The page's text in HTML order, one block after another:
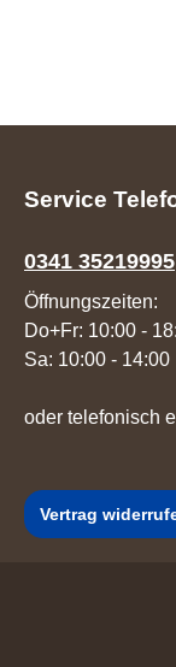
Service
0341 35219995
Öffnungszeiten:
Do+Fr: 10:00 -
Sa: 10:00 - 14:00
oder telefonisch
Vertrag